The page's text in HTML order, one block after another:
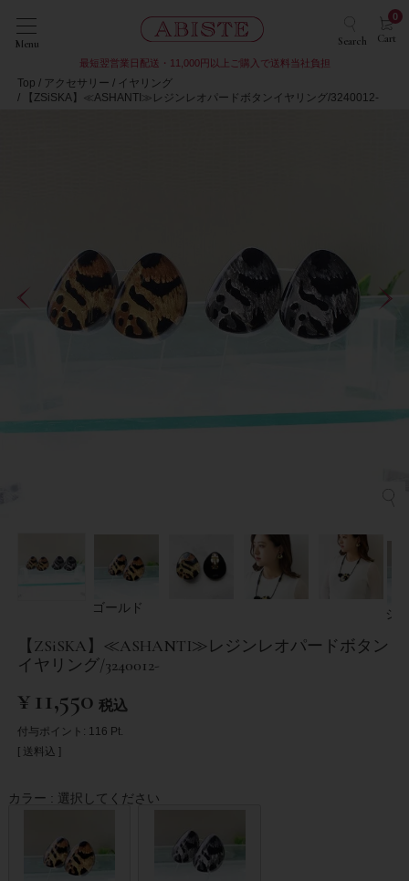
Menu Search Cart
0
最短翌営業日配送・11,000円以上ご購入で送料当社負担
Top アクセサリー
イヤリング
【ZSiSKA】≪ASHANTI≫レジンレオパードボタンイヤリング/3240012-
ゴールド シ
【ZSiSKA】≪ASHANTI≫レジンレオパードボタン
イヤリング/3240012-
¥11,550 税込
付与ポイント: 116 Pt.
送料込
カラー 選択してください